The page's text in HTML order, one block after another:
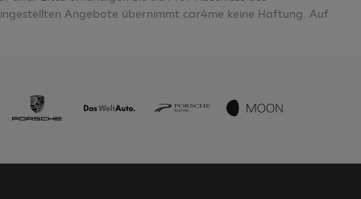
Angebote übernimmt car4me keine Haftung. Auf